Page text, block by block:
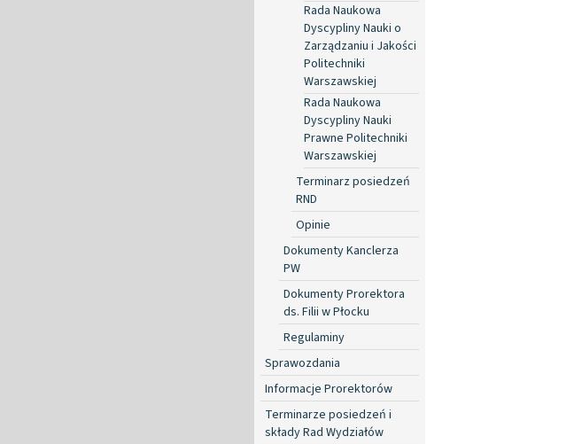
Rada Naukowa
Dyscypliny Nauki o
Zarządzaniu i Jakości
Politechniki
Warszawskiej
Rada Naukowa
Dyscypliny Nauki
Prawne Politechniki
Warszawskiej
Terminarz posiedzeń
RND
Opinie
Dokumenty Kanclerza
PW
Dokumenty Prorektora
ds. Filii w Płocku
Regulaminy
Sprawozdania
Informacje Prorektorów
Terminarze posiedzeń i
składy Rad Wydziałów